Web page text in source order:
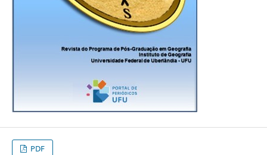
PDF